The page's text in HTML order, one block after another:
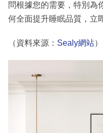
問根據您的需要，特別為
何全面提升睡眠品質，立
（資料來源： Sealy網站）